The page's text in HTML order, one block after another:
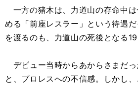
一方の猪木は、力道山の存命中
める「前座レスラー」という待遇
を渡るのも、力道山の死後となる
デビュー当時からあからさまだ
と、プロレスへの不信感。しかし